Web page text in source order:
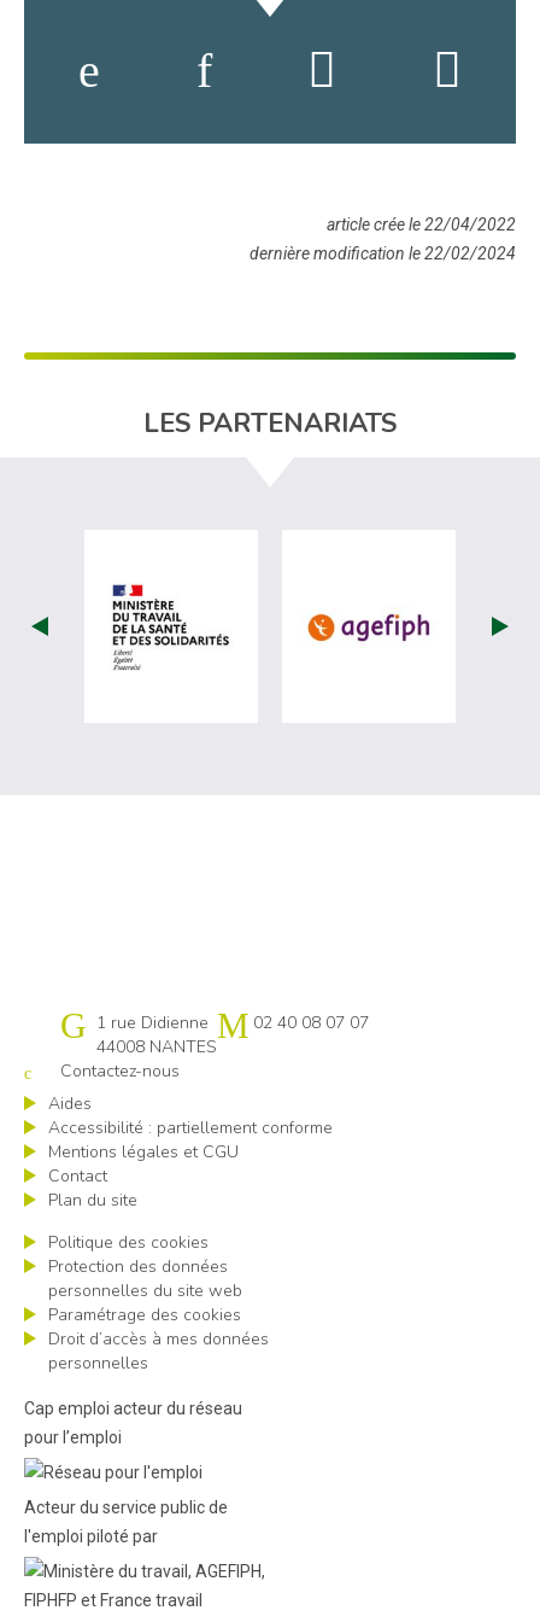
article crée le 22/04/2022
dernière modification le 22/02/2024
LES PARTENARIATS
visiter les site de Ministère du travail
visiter les
Cap emploi 44
1 rue Didienne
44008 NANTES
02 40 08 07 07
Contactez-nous
Aides
Accessibilité : partiellement conforme
Mentions légales et CGU
Contact
Plan du site
Politique des cookies
Protection des données
personnelles du site web
Paramétrage des cookies
Droit d’accès à mes données
personnelles
Cap emploi acteur du réseau
pour l’emploi
Acteur du service public de
l'emploi piloté par